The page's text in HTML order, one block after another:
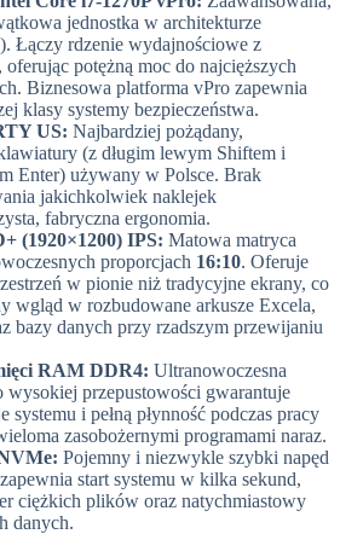
jednostka w architekturze
Łączy rdzenie wydajnościowe z
oferując potężną moc do najcięższych
Biznesowa platforma vPro zapewnia
klasy systemy bezpieczeństwa.
US: Najbardziej pożądany,
(z długim lewym Shiftem i
Enter) używany w Polsce. Brak
jakichkolwiek naklejek
fabryczna ergonomia.
(1920×1200) IPS: Matowa matryca
proporcjach 16:10. Oferuje
w pionie niż tradycyjne ekrany, co
wgląd w rozbudowane arkusze Excela,
bazy danych przy rzadszym przewijaniu
RAM DDR4: Ultranowoczesna
wysokiej przepustowości gwarantuje
systemu i pełną płynność podczas pracy
zasobożernymi programami naraz.
Pojemny i niezwykle szybki napęd
start systemu w kilka sekund,
ciężkich plików oraz natychmiastowy
danych.